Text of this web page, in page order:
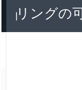
リングの